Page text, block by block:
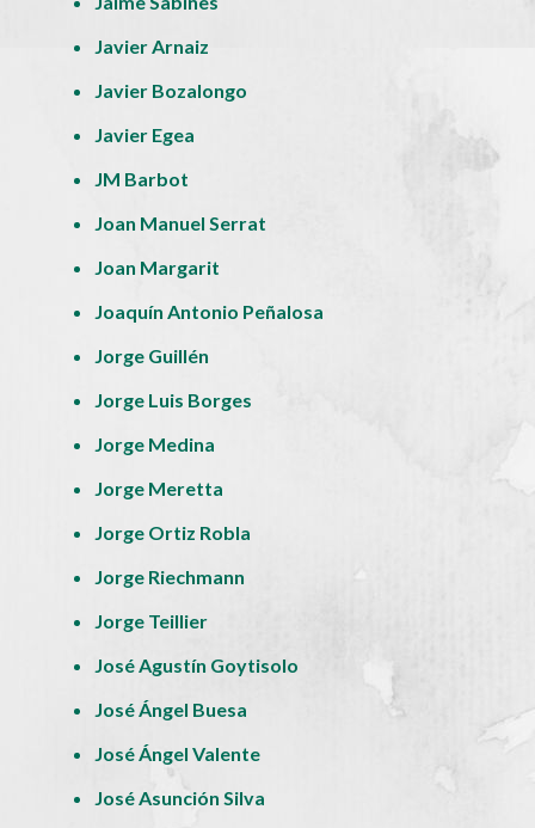
Javier Arnaiz
Javier Bozalongo
Javier Egea
JM Barbot
Joan Manuel Serrat
Joan Margarit
Joaquín Antonio Peñalosa
Jorge Guillén
Jorge Luis Borges
Jorge Medina
Jorge Meretta
Jorge Ortiz Robla
Jorge Riechmann
Jorge Teillier
José Agustín Goytisolo
José Ángel Buesa
José Ángel Valente
José Asunción Silva